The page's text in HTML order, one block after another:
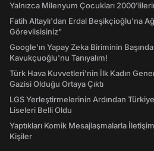
Yalnızca Milenyum Çocukları
Fatih Altaylı'dan Erdal Beşikçioğlu'na
Görevlisisiniz"
Google'ın Yapay Zeka Biriminin
Kavukçuoğlu'nu Tanıyalım!
Türk Hava Kuvvetleri'nin İlk Kadın
Gazisi Olduğu Ortaya Çıktı
LGS Yerleştirmelerinin Ardından
Liseleri Belli Oldu
Yaptıkları Komik Mesajlaşmalarla
Kişiler